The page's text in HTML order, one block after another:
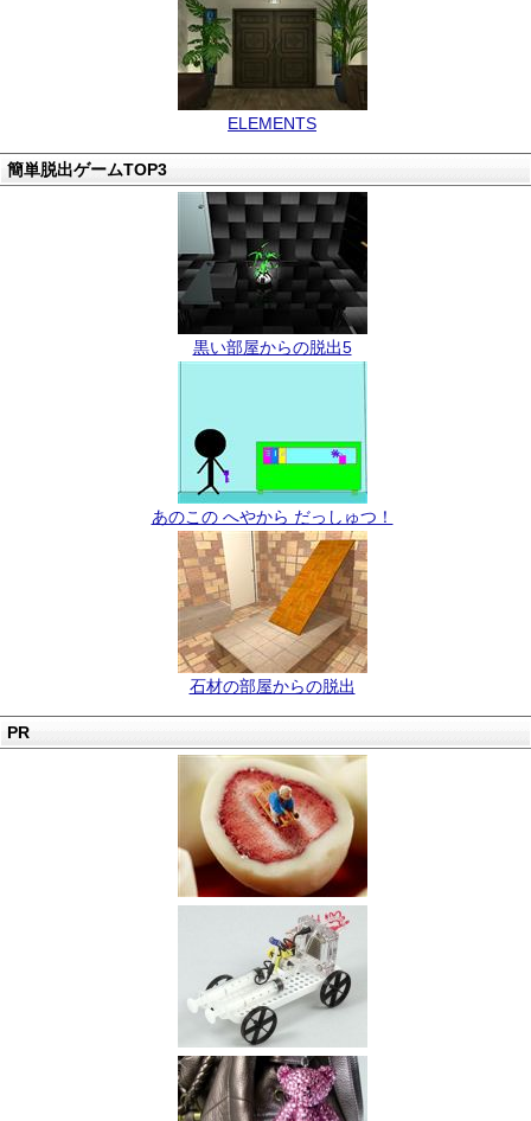
ELEMENTS
簡単脱出ゲームTOP3
黒い部屋からの脱出5
あのこの へやから だっしゅつ！
石材の部屋からの脱出
PR